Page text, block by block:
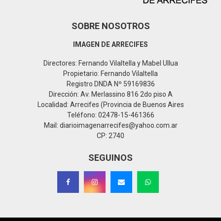
SOBRE NOSOTROS
IMAGEN DE ARRECIFES
Directores: Fernando Vilaltella y Mabel Ullua
Propietario: Fernando Vilaltella
Registro DNDA Nº 59169836
Dirección: Av. Merlassino 816 2do piso A
Localidad: Arrecifes (Provincia de Buenos Aires
Teléfono: 02478-15-461366
Mail: diarioimagenarrecifes@yahoo.com.ar
CP: 2740
SEGUINOS